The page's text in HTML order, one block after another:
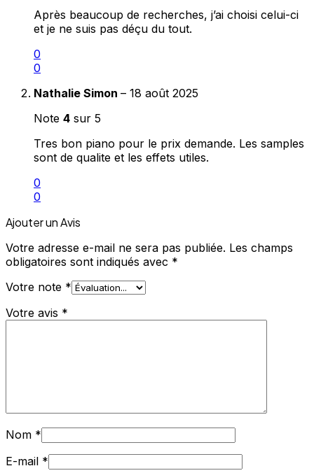
Après beaucoup de recherches, j’ai choisi celui-ci
et je ne suis pas déçu du tout.
0
0
Nathalie Simon – 18 août 2025
Note 4 sur 5
Tres bon piano pour le prix demande. Les samples
sont de qualite et les effets utiles.
0
0
Ajouter un Avis
Votre adresse e-mail ne sera pas publiée. Les champs
obligatoires sont indiqués avec *
Votre note *
Votre avis *
Nom *
E-mail *